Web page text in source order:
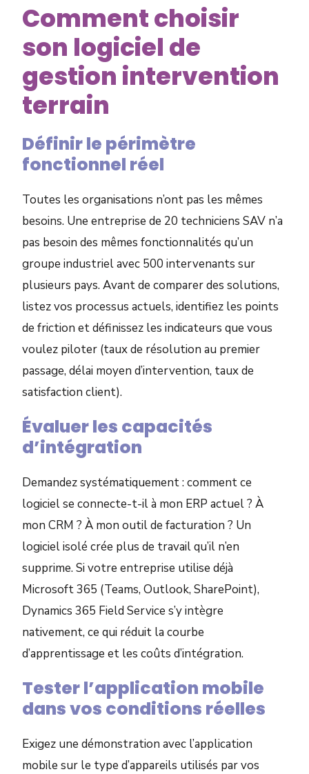
Comment choisir
son logiciel de
gestion intervention
terrain
Définir le périmètre
fonctionnel réel
Toutes les organisations n’ont pas les mêmes
besoins. Une entreprise de 20 techniciens SAV n’a
pas besoin des mêmes fonctionnalités qu’un
groupe industriel avec 500 intervenants sur
plusieurs pays. Avant de comparer des solutions,
listez vos processus actuels, identifiez les points
de friction et définissez les indicateurs que vous
voulez piloter (taux de résolution au premier
passage, délai moyen d’intervention, taux de
satisfaction client).
Évaluer les capacités
d’intégration
Demandez systématiquement : comment ce
logiciel se connecte-t-il à mon ERP actuel ? À
mon CRM ? À mon outil de facturation ? Un
logiciel isolé crée plus de travail qu’il n’en
supprime. Si votre entreprise utilise déjà
Microsoft 365 (Teams, Outlook, SharePoint),
Dynamics 365 Field Service s’y intègre
nativement, ce qui réduit la courbe
d’apprentissage et les coûts d’intégration.
Tester l’application mobile
dans vos conditions réelles
Exigez une démonstration avec l’application
mobile sur le type d’appareils utilisés par vos